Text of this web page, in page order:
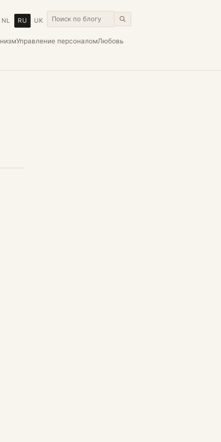
NL RU UK
Управление персоналомЛюбовь